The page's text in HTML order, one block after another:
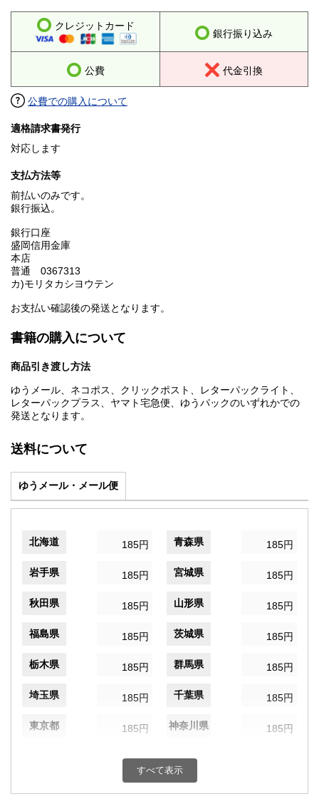
クレジットカード
銀行振り込み
公費 代金引換
公費での購入について
適格請求書発行
対応します
支払方法等
前払いのみです。
銀行振込。
銀行口座
盛岡信用金庫
本店
普通 0367313
カ)モリタカシヨウテン
お支払い確認後の発送となります。
書籍の購入について
商品引き渡し方法
ゆうメール、ネコポス、クリックポスト、レターパックライト、
レターパックプラス、ヤマト宅急便、ゆうパックのいずれかでの
発送となります。
送料について
ゆうメール・メール便
北海道 185円 青森県 185円
岩手県 185円 宮城県 185円
秋田県 185円 山形県 185円
福島県 185円 茨城県 185円
栃木県 185円 群馬県 185円
埼玉県 185円 千葉県 185円
東京都 185円 神奈川県 185円
185円 富山県
すべて表示